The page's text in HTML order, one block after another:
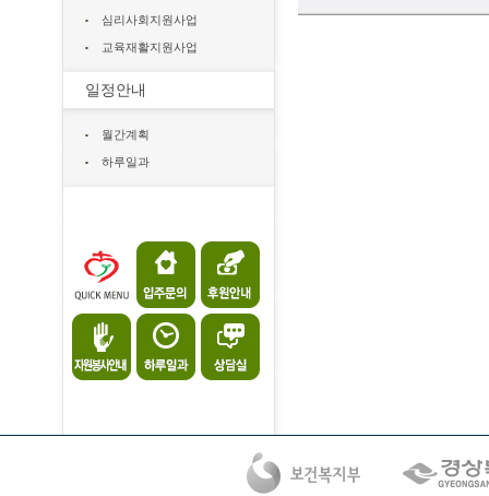
심리사회지원사업
교육재활지원사업
일정안내
월간계획
하루일과